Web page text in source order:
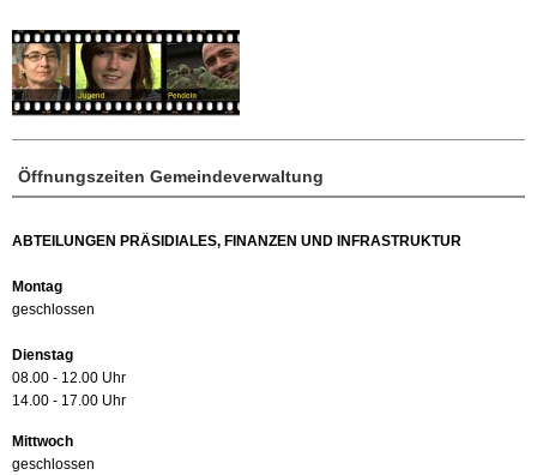
Öffnungszeiten Gemeindeverwaltung
ABTEILUNGEN PRÄSIDIALES, FINANZEN UND INFRASTRUKTUR
Montag
geschlossen
Dienstag
08.00 - 12.00 Uhr
14.00 - 17.00 Uhr
Mittwoch
geschlossen